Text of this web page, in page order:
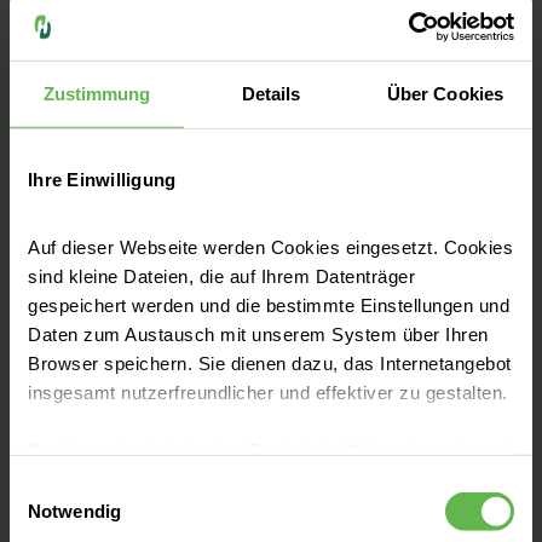
Zustimmung Details Über Cookies
Ihre Einwilligung
Auf dieser Webseite werden Cookies eingesetzt. Cookies
sind kleine Dateien, die auf Ihrem Datenträger
gespeichert werden und die bestimmte Einstellungen und
Daten zum Austausch mit unserem System über Ihren
Browser speichern. Sie dienen dazu, das Internetangebot
insgesamt nutzerfreundlicher und effektiver zu gestalten.
eingesetzt werden.
Notwendig
Kontakt
23611 Bad Schwartau
Fax: +49 451 241-12
E-Mail senden
Im Geiste der Pionierin auf dem Gebiet der
Krankenpflege Agnes Karll, haben wir große
Ansprüche an unsere eigenen Leistungen.